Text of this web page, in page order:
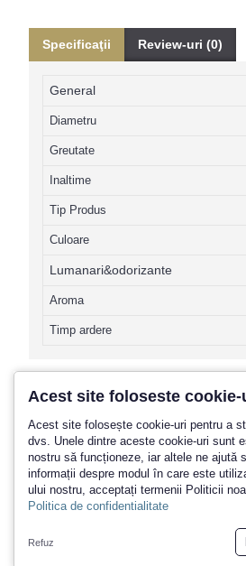
Specificaţii Review-uri (0)
General
Diametru
Greutate
Inaltime
Tip Produs
Culoare
Lumanari&odorizante
Aroma
Timp ardere
Promotii?
Acest site foloseste cookie-
Acest site folosește cookie-uri pentru a
dvs. Unele dintre aceste cookie-uri sunt
nostru să funcționeze, iar altele ne ajută
informații despre modul în care este
ului nostru, acceptați termenii Politicii
Politica de confidentialitate
Refuz